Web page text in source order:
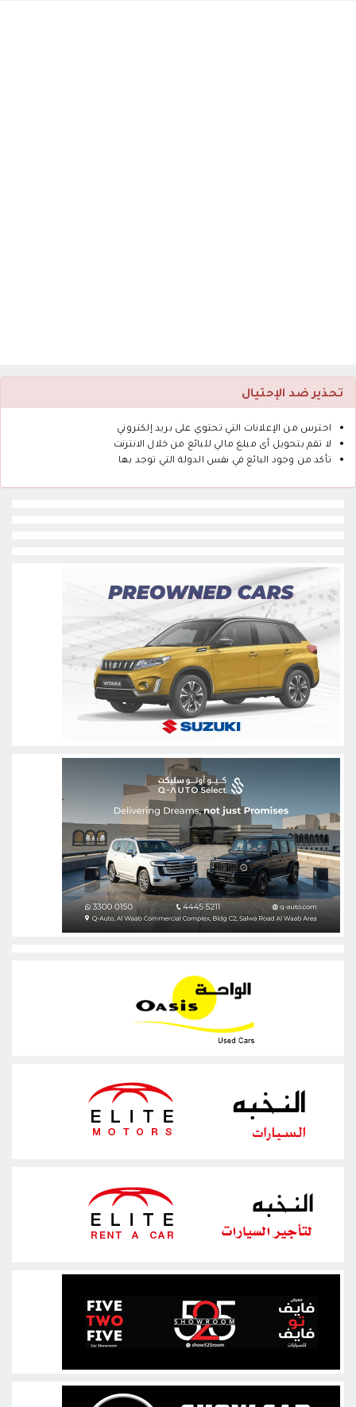
تحذير ضد الإحتيال
احترس من الإعلانات التي تحتوي على بريد إلكتروني
لا تقم بتحويل أى مبلغ مالي للبائع من خلال الانترنت
تأكد من وجود البائع في نفس الدولة التي توجد بها